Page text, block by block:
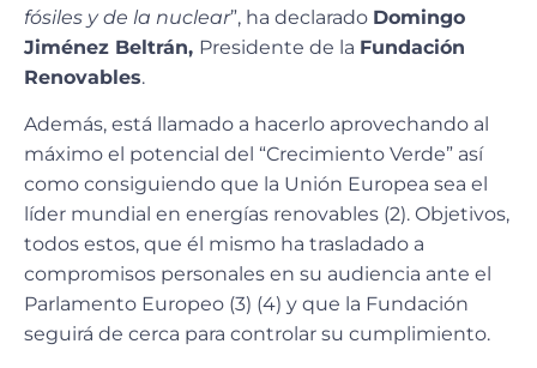
fósiles y de la nuclear”, ha declarado Domingo
Jiménez Beltrán, Presidente de la Fundación
Renovables.
Además, está llamado a hacerlo aprovechando al
máximo el potencial del “Crecimiento Verde” así
como consiguiendo que la Unión Europea sea el
líder mundial en energías renovables (2). Objetivos,
todos estos, que él mismo ha trasladado a
compromisos personales en su audiencia ante el
Parlamento Europeo (3) (4) y que la Fundación
seguirá de cerca para controlar su cumplimiento.